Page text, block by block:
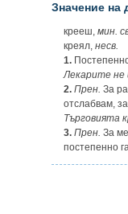
Значение на
крееш, мин.
креял, несв.
1.
Лекарите не
2. Прен. За
отслабвам,
Търговията
3. Прен. За
постепенно